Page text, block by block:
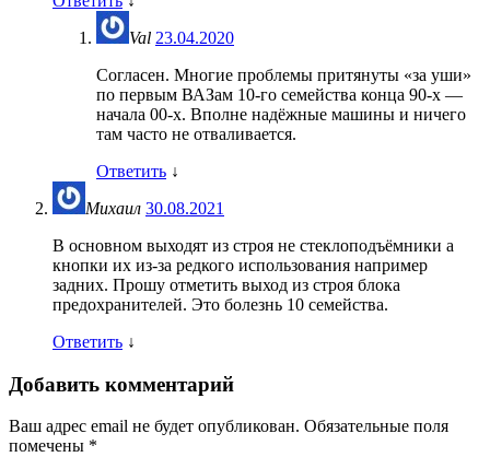
Val 23.04.2020
Согласен. Многие проблемы притянуты «за уши»
по первым ВАЗам 10-го семейства конца 90-х —
начала 00-х. Вполне надёжные машины и ничего
там часто не отваливается.
Ответить ↓
Михаил 30.08.2021
В основном выходят из строя не стеклоподъёмники а
кнопки их из-за редкого использования например
задних. Прошу отметить выход из строя блока
предохранителей. Это болезнь 10 семейства.
Ответить ↓
Добавить комментарий
Ваш адрес email не будет опубликован. Обязательные поля
помечены *